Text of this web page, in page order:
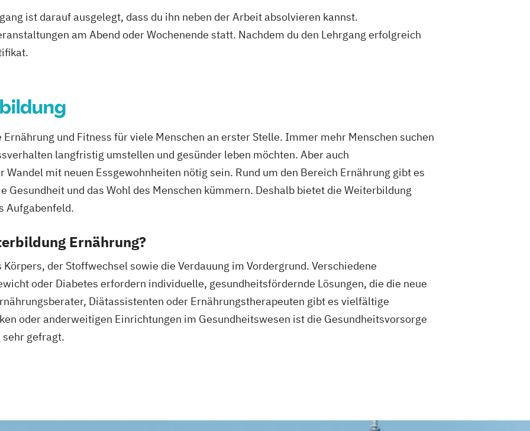
ist darauf ausgelegt, dass du ihn neben der Arbeit absolvieren kannst.
am Abend oder Wochenende statt. Nachdem du den Lehrgang erfolgreich
und Fitness für viele Menschen an erster Stelle. Immer mehr Menschen suchen
langfristig umstellen und gesünder leben möchten. Aber auch
mit neuen Essgewohnheiten nötig sein. Rund um den Bereich Ernährung gibt es
Gesundheit und das Wohl des Menschen kümmern. Deshalb bietet die Weiterbildung
Aufgabenfeld.
Ernährung?
der Stoffwechsel sowie die Verdauung im Vordergrund. Verschiedene
oder Diabetes erfordern individuelle, gesundheitsfördernde Lösungen, die die neue
Diätassistenten oder Ernährungstherapeuten gibt es vielfältige
oder anderweitigen Einrichtungen im Gesundheitswesen ist die Gesundheitsvorsorge
sehr gefragt.